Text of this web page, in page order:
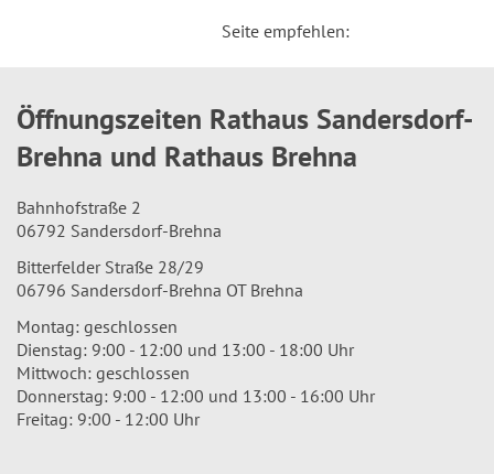
Seite empfehlen:
Öffnungszeiten Rathaus Sandersdorf-
Brehna und Rathaus Brehna
Bahnhofstraße 2
06792 Sandersdorf-Brehna
Bitterfelder Straße 28/29
06796 Sandersdorf-Brehna OT Brehna
Montag: geschlossen
Dienstag: 9:00 - 12:00 und 13:00 - 18:00 Uhr
Mittwoch: geschlossen
Donnerstag: 9:00 - 12:00 und 13:00 - 16:00 Uhr
Freitag: 9:00 - 12:00 Uhr